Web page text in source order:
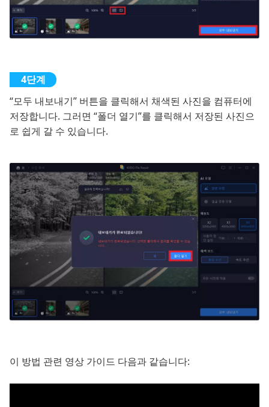
“모두 내보내기” 버튼을 클릭해서 채색된 사진을 컴퓨터에
저장합니다. 그러면 “폴더 열기”를 클릭해서 저장된 사진으
로 쉽게 갈 수 있습니다.
이 방법 관련 영상 가이드 다음과 같습니다: